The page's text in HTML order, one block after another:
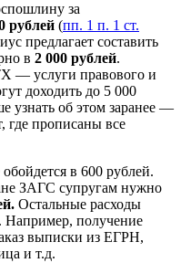
за
рублей (пп. 1 п. 1 ст.
предлагает составить
в 2 000 рублей.
— услуги правового и
доходить до 5 000
узнать об этом заранее —
где прописаны все
в 600 рублей.
ЗАГС супругам нужно
Остальные расходы
Например, получение
выписки из ЕГРН,
и т.д.